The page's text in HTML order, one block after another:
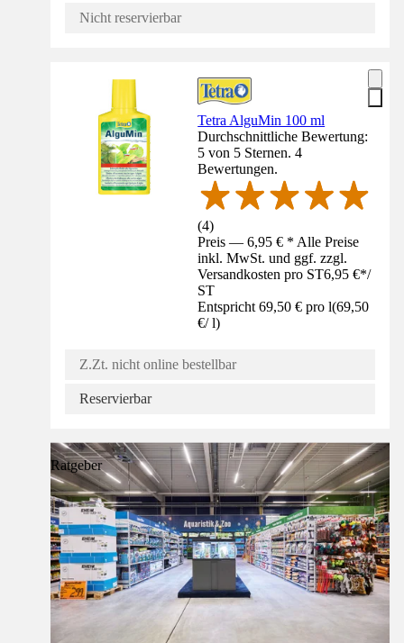
Nicht reservierbar
Tetra AlguMin 100 ml
Durchschnittliche Bewertung:
5 von 5 Sternen. 4
Bewertungen.
(4)
Preis — 6,95 € * Alle Preise
inkl. MwSt. und ggf. zzgl.
Versandkosten pro ST6,95 €*/
ST
Entspricht 69,50 € pro l(69,50
€/ l)
Z.Zt. nicht online bestellbar
Reservierbar
Ratgeber